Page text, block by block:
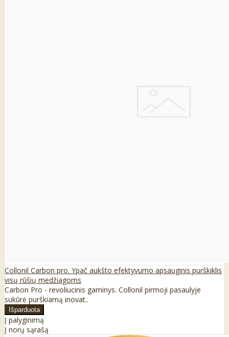
Collonil Carbon pro. Ypač aukšto efektyvumo apsauginis purškiklis
visų rūšių medžiagoms
Carbon Pro - revoliucinis gaminys. Collonil pirmoji pasaulyje
sukūrė purškiamą inovat..
Į palyginimą
Į norų sąrašą